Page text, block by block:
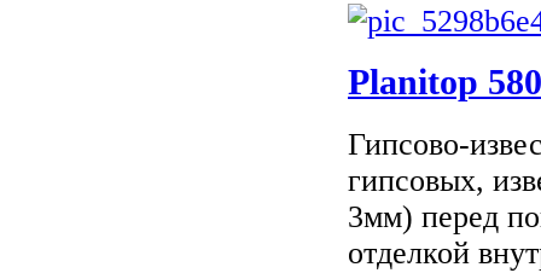
Planitop
Гипсово-
гипсовых,
3мм) перед
отделкой